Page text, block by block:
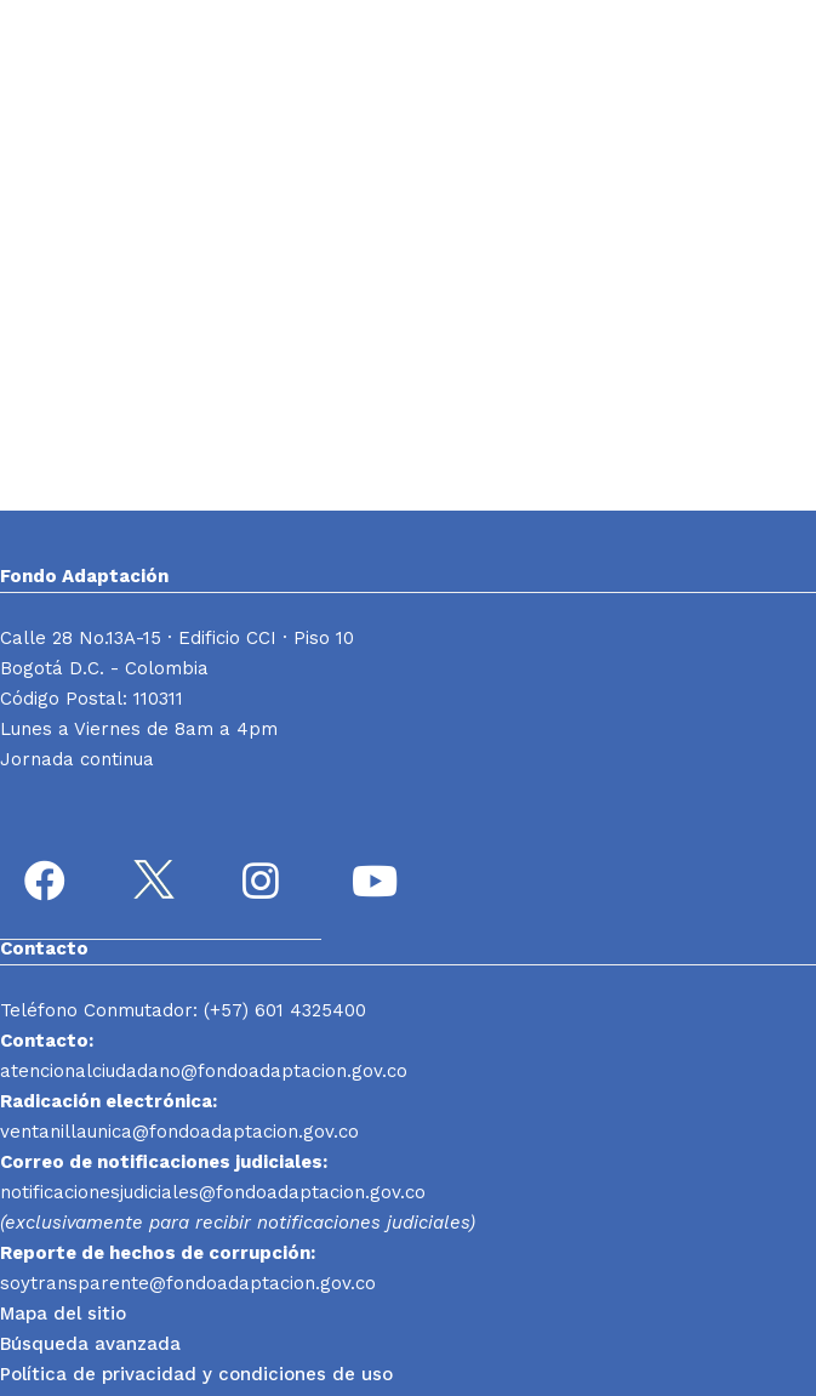
Fondo Adaptación
Calle 28 No.13A-15 · Edificio CCI · Piso 10
Bogotá D.C. - Colombia
Código Postal: 110311
Lunes a Viernes de 8am a 4pm
Jornada continua
Contacto
Teléfono Conmutador: (+57) 601 4325400
Contacto:
atencionalciudadano@fondoadaptacion.gov.co
Radicación electrónica:
ventanillaunica@fondoadaptacion.gov.co
Correo de notificaciones judiciales:
notificacionesjudiciales@fondoadaptacion.gov.co
(exclusivamente para recibir notificaciones judiciales)
Reporte de hechos de corrupción:
soytransparente@fondoadaptacion.gov.co
Mapa del sitio
Búsqueda avanzada
Política de privacidad y condiciones de uso